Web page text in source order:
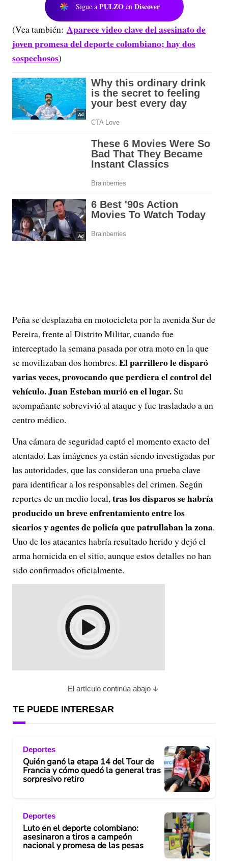
Sigue a PULZO en Discover
(Vea también: Aparece video clave del asesinato de
joven promesa del deporte colombiano; hay dos
sospechosos)
Peña se desplazaba en motocicleta por la avenida Sur de
Pereira, frente al Distrito Militar, cuando fue
interceptado la semana pasada por otra moto en la que
se movilizaban dos hombres. El parrillero le disparó
varias veces, provocando que perdiera el control del
vehículo. Juan Esteban murió en el lugar.Su
acompañante sobrevivió al ataque y fue trasladado a un
centro médico.
Una cámara de seguridad captó el momento exacto del
atentado. Las imágenes ya están siendo investigadas por
las autoridades, que las consideran una prueba clave
para identificar a los responsables del crimen. Según
reportes de un medio local,tras los disparos se habría
producido un breve enfrentamiento entre los
sicarios y agentes de policía que patrullaban la zona.
Uno de los atacantes habría resultado herido y dejó el
arma homicida en el sitio, aunque estos detalles no han
sido confirmados oficialmente.
El artículo continúa abajo
TE PUEDE INTERESAR
Deportes
Quién ganó la etapa 14 del Tour de
Francia y cómo quedó la general tras
sorpresivo retiro
Deportes
Luto en el deporte colombiano:
asesinaron a tiros a campeón
nacional y promesa de las pesas